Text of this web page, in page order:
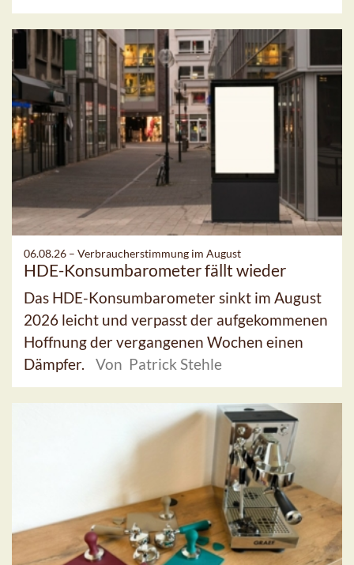
06.08.26 – Verbraucherstimmung im August
HDE-Konsumbarometer fällt wieder
Das HDE-Konsumbarometer sinkt im August
2026 leicht und verpasst der aufgekommenen
Hoffnung der vergangenen Wochen einen
Dämpfer.
Von Patrick Stehle